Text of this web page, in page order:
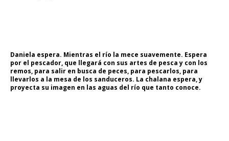
Daniela espera. Mientras el río la mece suavemente. Espera
por el pescador, que llegará con sus artes de pesca y con los
remos, para salir en busca de peces, para pescarlos, para
llevarlos a la mesa de los sanduceros. La chalana espera, y
proyecta su imagen en las aguas del río que tanto conoce.